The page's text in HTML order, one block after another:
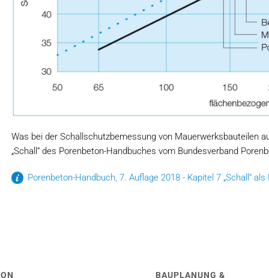
Was bei der Schallschutzbemessung von Mauerwerksbauteilen
„Schall“ des Porenbeton-Handbuches vom Bundesverband
Porenbeton-Handbuch, 7. Auflage 2018 - Kapitel 7 „Schall“ als
BAUPLANUNG &